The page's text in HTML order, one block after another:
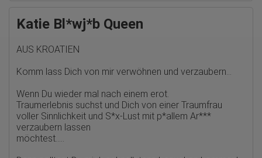
Erhobene Informationen zum Besucherverhalten sind folgende:
Herkunft (Land und Stadt)
Betriebssystem
Browser und alle verwendeten Add-ons
Auflösung des Computers
Besucherquelle (Facebook, Suchmaschine oder
verweisende Webseite)
Welche Dateien wurden heruntergeladen?
Welche Videos angeschaut?
Wurden Werbebanner angeklickt?
Katie Bl*wj*b Queen
AUS KROATIEN
Komm lass Dich von mir verwöhnen und verzaubern...
Wenn Du wieder mal nach einem erot.
Traumerlebnis suchst und Dich von einer Traumfrau
voller Sinnlichkeit und S*x-Lust mit p*allem Ar***
verzaubern lassen
möchtest…..